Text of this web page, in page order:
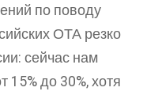
по поводу
ОТА резко
сейчас нам
до 30%, хотя